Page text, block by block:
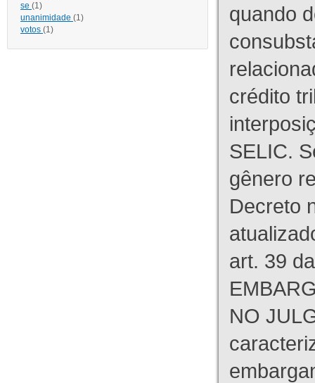
se (1)
unanimidade (1)
votos (1)
quando
crédito
SELIC.
gênero
Decreto
art. 39
NO